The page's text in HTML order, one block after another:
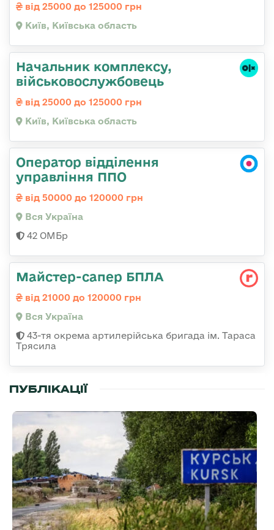
від 25000 до 125000 грн
Київ, Київська область
Начальник комплексу,
військовослужбовець
від 25000 до 125000 грн
Київ, Київська область
Оператор відділення
управління ППО
від 50000 до 120000 грн
Вся Україна
42 ОМБр
Майстер-сапер БПЛА
від 21000 до 120000 грн
Вся Україна
43-тя окрема артилерійська бригада ім. Тараса
Трясила
ПУБЛІКАЦІЇ